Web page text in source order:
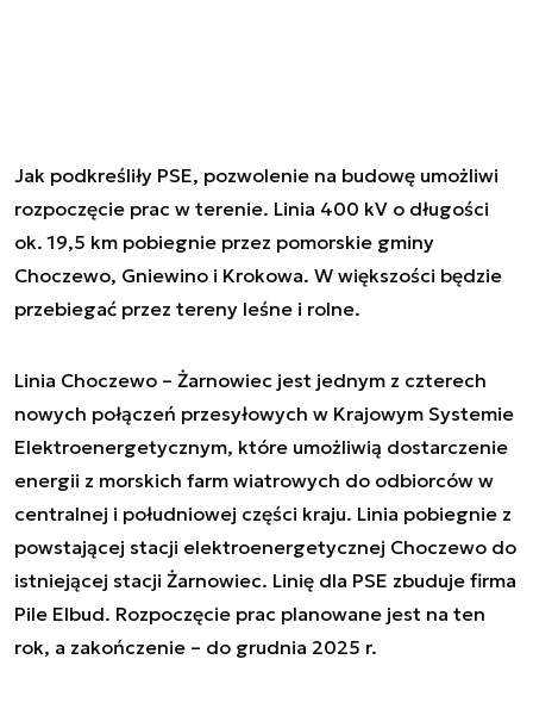
Jak podkreśliły PSE, pozwolenie na budowę umożliwi
rozpoczęcie prac w terenie. Linia 400 kV o długości
ok. 19,5 km pobiegnie przez pomorskie gminy
Choczewo, Gniewino i Krokowa. W większości będzie
przebiegać przez tereny leśne i rolne.
Linia Choczewo – Żarnowiec jest jednym z czterech
nowych połączeń przesyłowych w Krajowym Systemie
Elektroenergetycznym, które umożliwią dostarczenie
energii z morskich farm wiatrowych do odbiorców w
centralnej i południowej części kraju. Linia pobiegnie z
powstającej stacji elektroenergetycznej Choczewo do
istniejącej stacji Żarnowiec. Linię dla PSE zbuduje firma
Pile Elbud. Rozpoczęcie prac planowane jest na ten
rok, a zakończenie – do grudnia 2025 r.